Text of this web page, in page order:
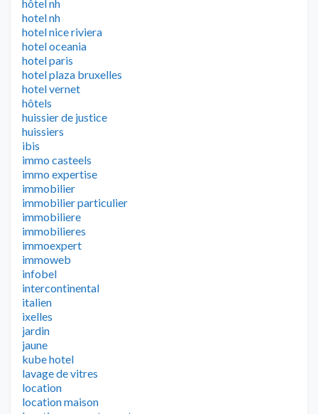
hôtel nh
hotel nh
hotel nice riviera
hotel oceania
hotel paris
hotel plaza bruxelles
hotel vernet
hôtels
huissier de justice
huissiers
ibis
immo casteels
immo expertise
immobilier
immobilier particulier
immobiliere
immobilieres
immoexpert
immoweb
infobel
intercontinental
italien
ixelles
jardin
jaune
kube hotel
lavage de vitres
location
location maison